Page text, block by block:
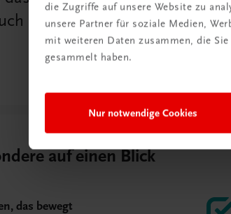
die Zugriffe auf unsere Website zu
unsere Partner für soziale Medien,
mit weiteren Daten zusammen, die
gesammelt haben.
Nur notwendige Cookies
eine digitale Möglichkeit
auf einen Blick
das bewegt